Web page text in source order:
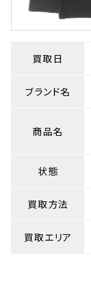
買取日
ブランド名
商品名
状態
買取方法
買取エリア